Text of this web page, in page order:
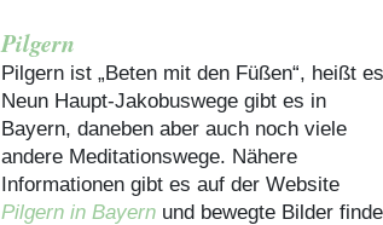
Pilgern
Pilgern ist „Beten mit den Füßen“, heißt
Neun Haupt-Jakobuswege gibt es in
Bayern, daneben aber auch noch viele
andere Meditationswege. Nähere
Informationen gibt es auf der Website
Pilgern in Bayern und bewegte Bilder